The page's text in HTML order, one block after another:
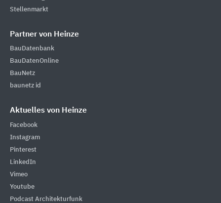
Stellenmarkt
Partner von Heinze
BauDatenbank
BauDatenOnline
BauNetz
baunetz id
Aktuelles von Heinze
Facebook
Instagram
Pinterest
LinkedIn
Vimeo
Youtube
Podcast Architekturfunk